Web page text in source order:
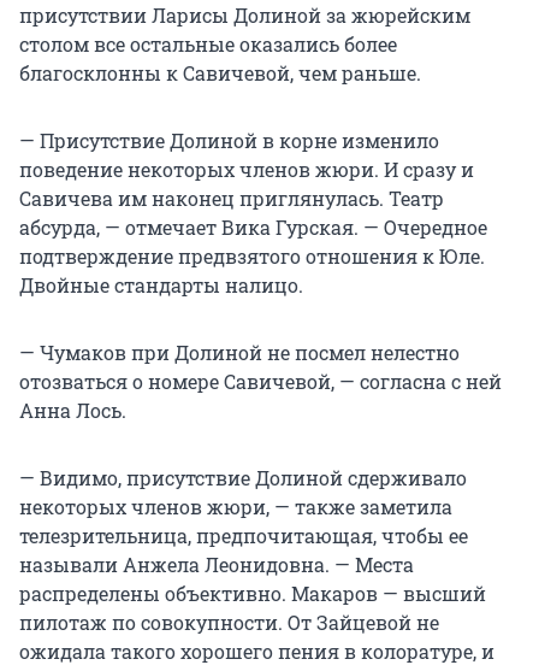
присутствии Ларисы Долиной за жюрейским
столом все остальные оказались более
благосклонны к Савичевой, чем раньше.
— Присутствие Долиной в корне изменило
поведение некоторых членов жюри. И сразу и
Савичева им наконец приглянулась. Театр
абсурда, — отмечает Вика Гурская. — Очередное
подтверждение предвзятого отношения к Юле.
Двойные стандарты налицо.
— Чумаков при Долиной не посмел нелестно
отозваться о номере Савичевой, — согласна с ней
Анна Лось.
— Видимо, присутствие Долиной сдерживало
некоторых членов жюри, — также заметила
телезрительница, предпочитающая, чтобы ее
называли Анжела Леонидовна. — Места
распределены объективно. Макаров — высший
пилотаж по совокупности. От Зайцевой не
ожидала такого хорошего пения в колоратуре, и